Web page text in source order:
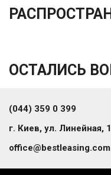
ОСТАЛИСЬ
(044) 359 0 399
г. Киев, ул. Линейная,